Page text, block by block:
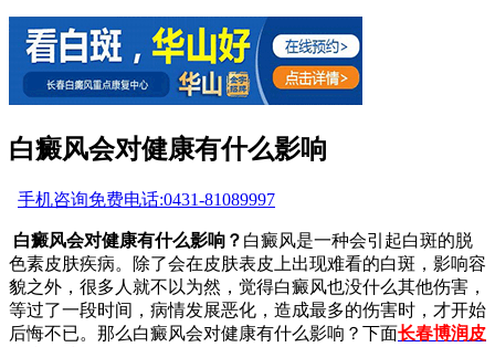
白癜风会对健康有什么影响
手机咨询免费电话:0431-81089997
白癜风会对健康有什么影响？ 白癜风是一种会引起白斑的脱
色素皮肤疾病。除了会在皮肤表皮上出现难看的白斑，影响容
貌之外，很多人就不以为然，觉得白癜风也没什么其他伤害，
等过了一段时间，病情发展恶化，造成最多的伤害时，才开始
后悔不已。那么白癜风会对健康有什么影响？下面长春博润皮